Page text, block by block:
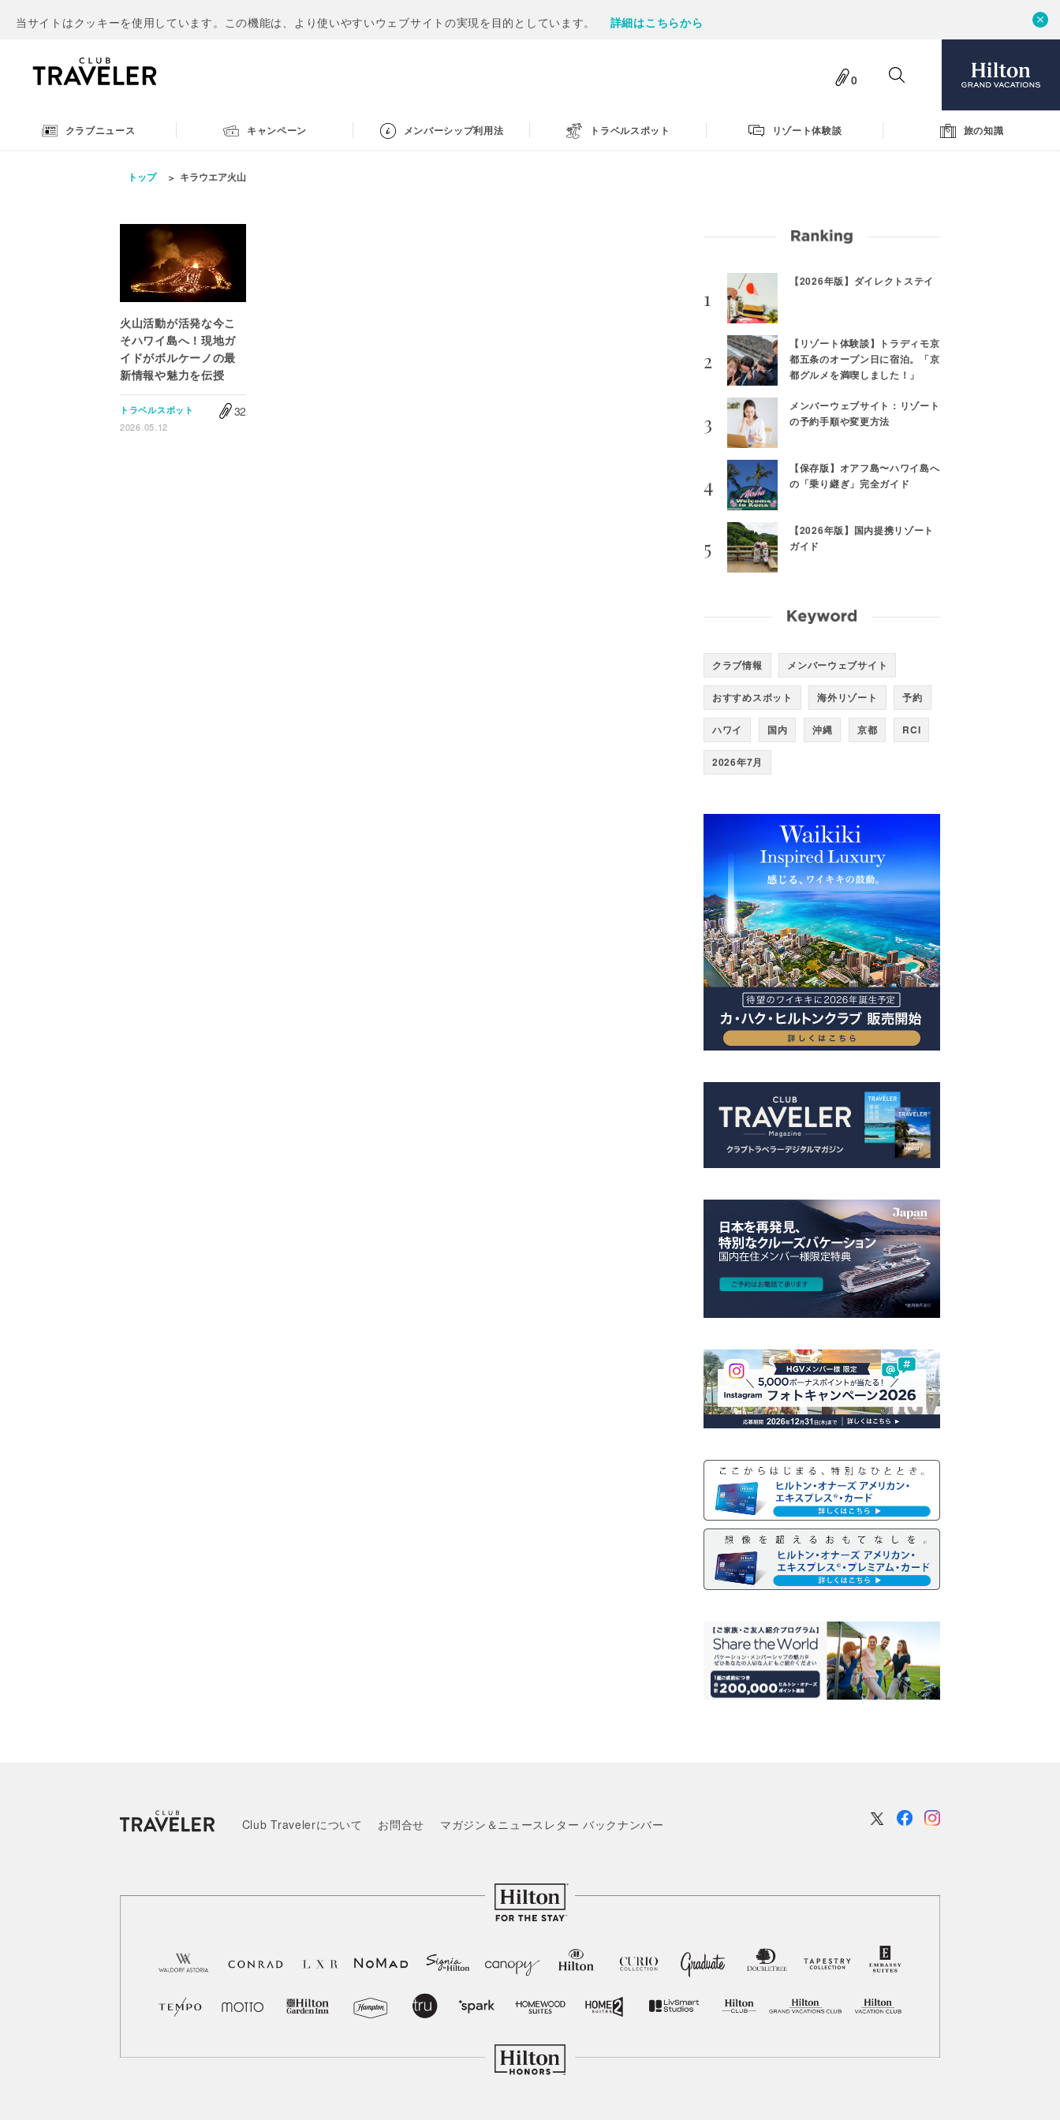
当サイトはクッキーを使用しています。この機能は、より使いやすいウェブサイトの実現を目的としています。 詳細はこちらから
0
クラブニュース キャンペーン メンバーシップ利用法 トラベルスポット リゾート体験談 旅の知識
トップ キラウエア火山
火山活動が活発な今こ
そハワイ島へ！現地ガ
イドがボルケーノの最
新情報や魅力を伝授
トラベルスポット
2026.05.12
32
【2026年版】ダイレクトステイ
【リゾート体験談】トラディモ京
都五条のオープン日に宿泊。「京
都グルメを満喫しました！」
メンバーウェブサイト：リゾート
の予約手順や変更方法
【保存版】オアフ島〜ハワイ島へ
の「乗り継ぎ」完全ガイド
【2026年版】国内提携リゾート
ガイド
クラブ情報 メンバーウェブサイト
おすすめスポット 海外リゾート 予約
ハワイ 国内 沖縄 京都 RCI
2026年7月
Club Travelerについて お問合せ マガジン＆ニュースレター バックナンバー